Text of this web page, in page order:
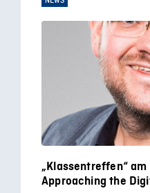
„Klassentreffen“
Approaching the